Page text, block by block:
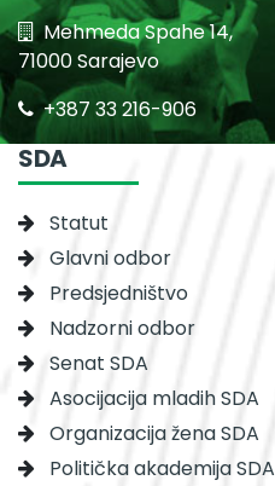
Mehmeda Spahe 14,
71000 Sarajevo
+387 33 216-906
SDA
Statut
Glavni odbor
Predsjedništvo
Nadzorni odbor
Senat SDA
Asocijacija mladih SDA
Organizacija žena SDA
Politička akademija SDA